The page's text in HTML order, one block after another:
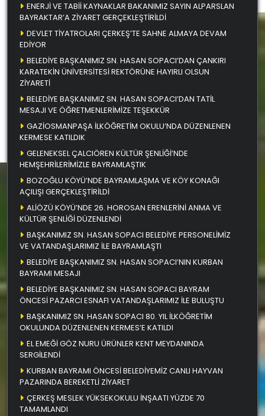
ENERJİ VE TABİİ KAYNAKLAR BAKANIMIZ SAYIN ALPARSLAN
BAYRAKTAR’A ZİYARET GERÇEKLEŞTİRİLDİ
DEVLET TİYATROLARI ÇERKEŞ’TE SAHNE ALMAYA DEVAM
EDİYOR
BELEDİYE BAŞKANIMIZ SN. HASAN SOPACI’DAN ÇANKIRI
KARATEKİN ÜNİVERSİTESİ REKTÖRÜNE HAYIRLI OLSUN
ZİYARETİ
BELEDİYE BAŞKANIMIZ SN. HASAN SOPACI’DAN TATİL
MESAJI VE ÖĞRETMENLERİMİZE TEŞEKKÜR
GAZİOSMANPAŞA İLKÖĞRETİM OKULU’NDA DÜZENLENEN
KERMESE KATILDIK
GELENEKSEL ÇALCIÖREN KÜLTÜR ŞENLİĞİ’NDE
HEMŞEHRİLERİMİZLE BAYRAMLAŞTIK
BOZOĞLU KÖYÜ’NDE BAYRAMLAŞMA VE KÖY KONAĞI
AÇILIŞI GERÇEKLEŞTİRİLDİ
ALİÖZÜ KÖYÜ’NDE 26. HOROSAN ERENLERİNİ ANMA VE
KÜLTÜR ŞENLİĞİ DÜZENLENDİ
BAŞKANIMIZ SN. HASAN SOPACI BELEDİYE PERSONELİMİZ
VE VATANDAŞLARIMIZ İLE BAYRAMLAŞTI
BELEDİYE BAŞKANIMIZ SN. HASAN SOPACI’NIN KURBAN
BAYRAMI MESAJI
BELEDİYE BAŞKANIMIZ SN. HASAN SOPACI BAYRAM
ÖNCESİ PAZARCI ESNAFI VATANDAŞLARIMIZ İLE BULUŞTU
BAŞKANIMIZ SN. HASAN SOPACI 80. YIL İLKÖĞRETİM
OKULUNDA DÜZENLENEN KERMES’E KATILDI
EL EMEĞİ GÖZ NURU ÜRÜNLER KENT MEYDANINDA
SERGİLENDİ
KURBAN BAYRAMI ÖNCESİ BELEDİYEMİZ CANLI HAYVAN
PAZARINDA BEREKETLİ ZİYARET
ÇERKEŞ MESLEK YÜKSEKOKULU İNŞAATI YÜZDE 70
TAMAMLANDI